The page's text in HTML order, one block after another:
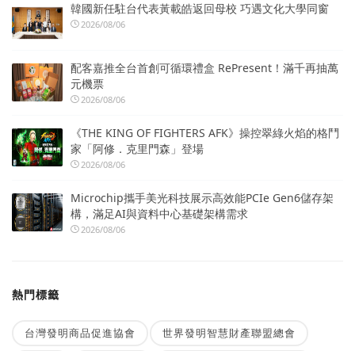
韓國新任駐台代表黃載皓返回母校 巧遇文化大學同窗
2026/08/06
配客嘉推全台首創可循環禮盒 RePresent！滿千再抽萬
元機票
2026/08/06
《THE KING OF FIGHTERS AFK》操控翠綠火焰的格鬥
家「阿修．克里門森」登場
2026/08/06
Microchip攜手美光科技展示高效能PCIe Gen6儲存架
構，滿足AI與資料中心基礎架構需求
2026/08/06
熱門標籤
台灣發明商品促進協會 世界發明智慧財產聯盟總會